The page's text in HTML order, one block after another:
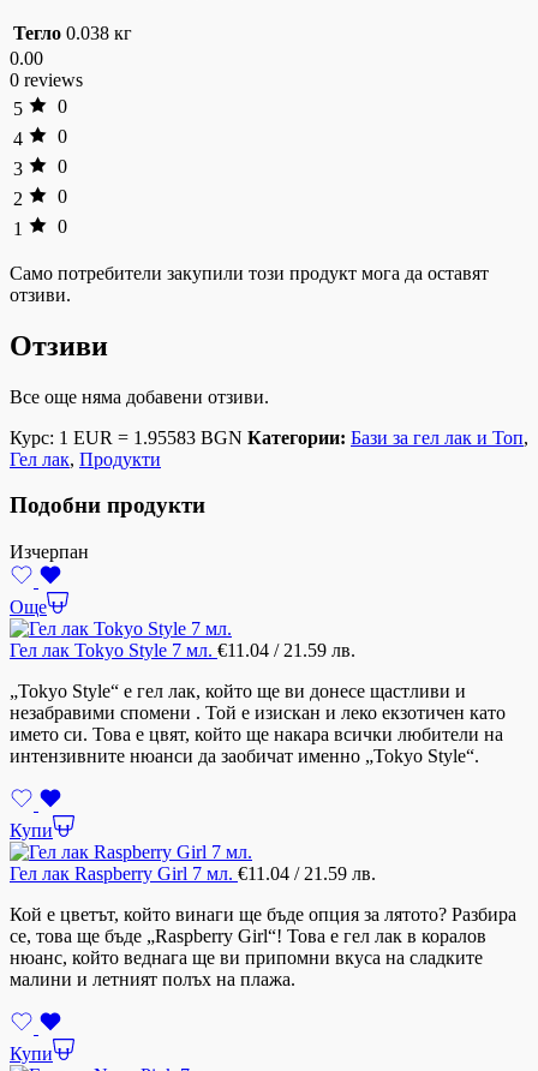
Тегло 0.038 кг
0.00
0 reviews
5
0
4
0
3
0
2
0
1
0
Само потребители закупили този продукт мога да оставят
отзиви.
Отзиви
Все още няма добавени отзиви.
Курс: 1 EUR = 1.95583 BGN Категории: Бази за гел лак и Топ,
Гел лак, Продукти
Подобни продукти
Изчерпан
Още
Гел лак Tokyo Style 7 мл. €11.04 / 21.59 лв.
„Tokyo Style“ е гел лак, който ще ви донесе щастливи и
незабравими спомени . Той е изискан и леко екзотичен като
името си. Това е цвят, който ще накара всички любители на
интензивните нюанси да заобичат именно „Tokyo Style“.
Купи
Гел лак Raspberry Girl 7 мл. €11.04 / 21.59 лв.
Кой е цветът, който винаги ще бъде опция за лятото? Разбира
се, това ще бъде „Raspberry Girl“! Това е гел лак в коралов
нюанс, който веднага ще ви припомни вкуса на сладките
малини и летният полъх на плажа.
Купи